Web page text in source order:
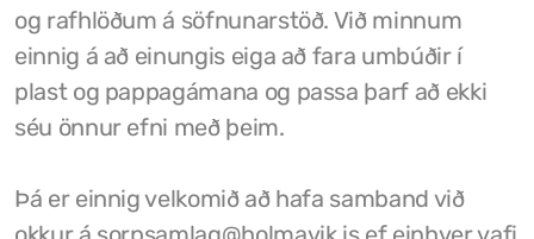
og rafhlöðum á söfnunarstöð. Við minnum
einnig á að einungis eiga að fara umbúðir í
plast og pappagámana og passa þarf að ekki
séu önnur efni með þeim.
Þá er einnig velkomið að hafa samband við
Fiskvinnslan Drangur
Útgerðarfélagið Skúli
Félög í Kaldrananeshreppi